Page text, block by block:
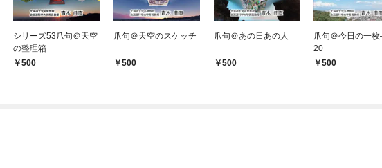
シリーズ53爪句＠天空
の整理箱
500
爪句＠天空のスケッチ
500
爪句＠あの日あの人
500
爪句＠今日の一
20
500